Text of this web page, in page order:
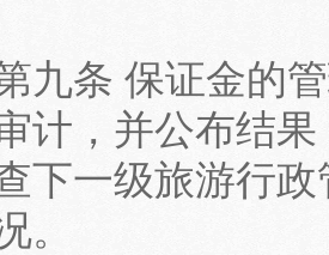
条 保证金的管
计，并公布结
下一级旅游行
。